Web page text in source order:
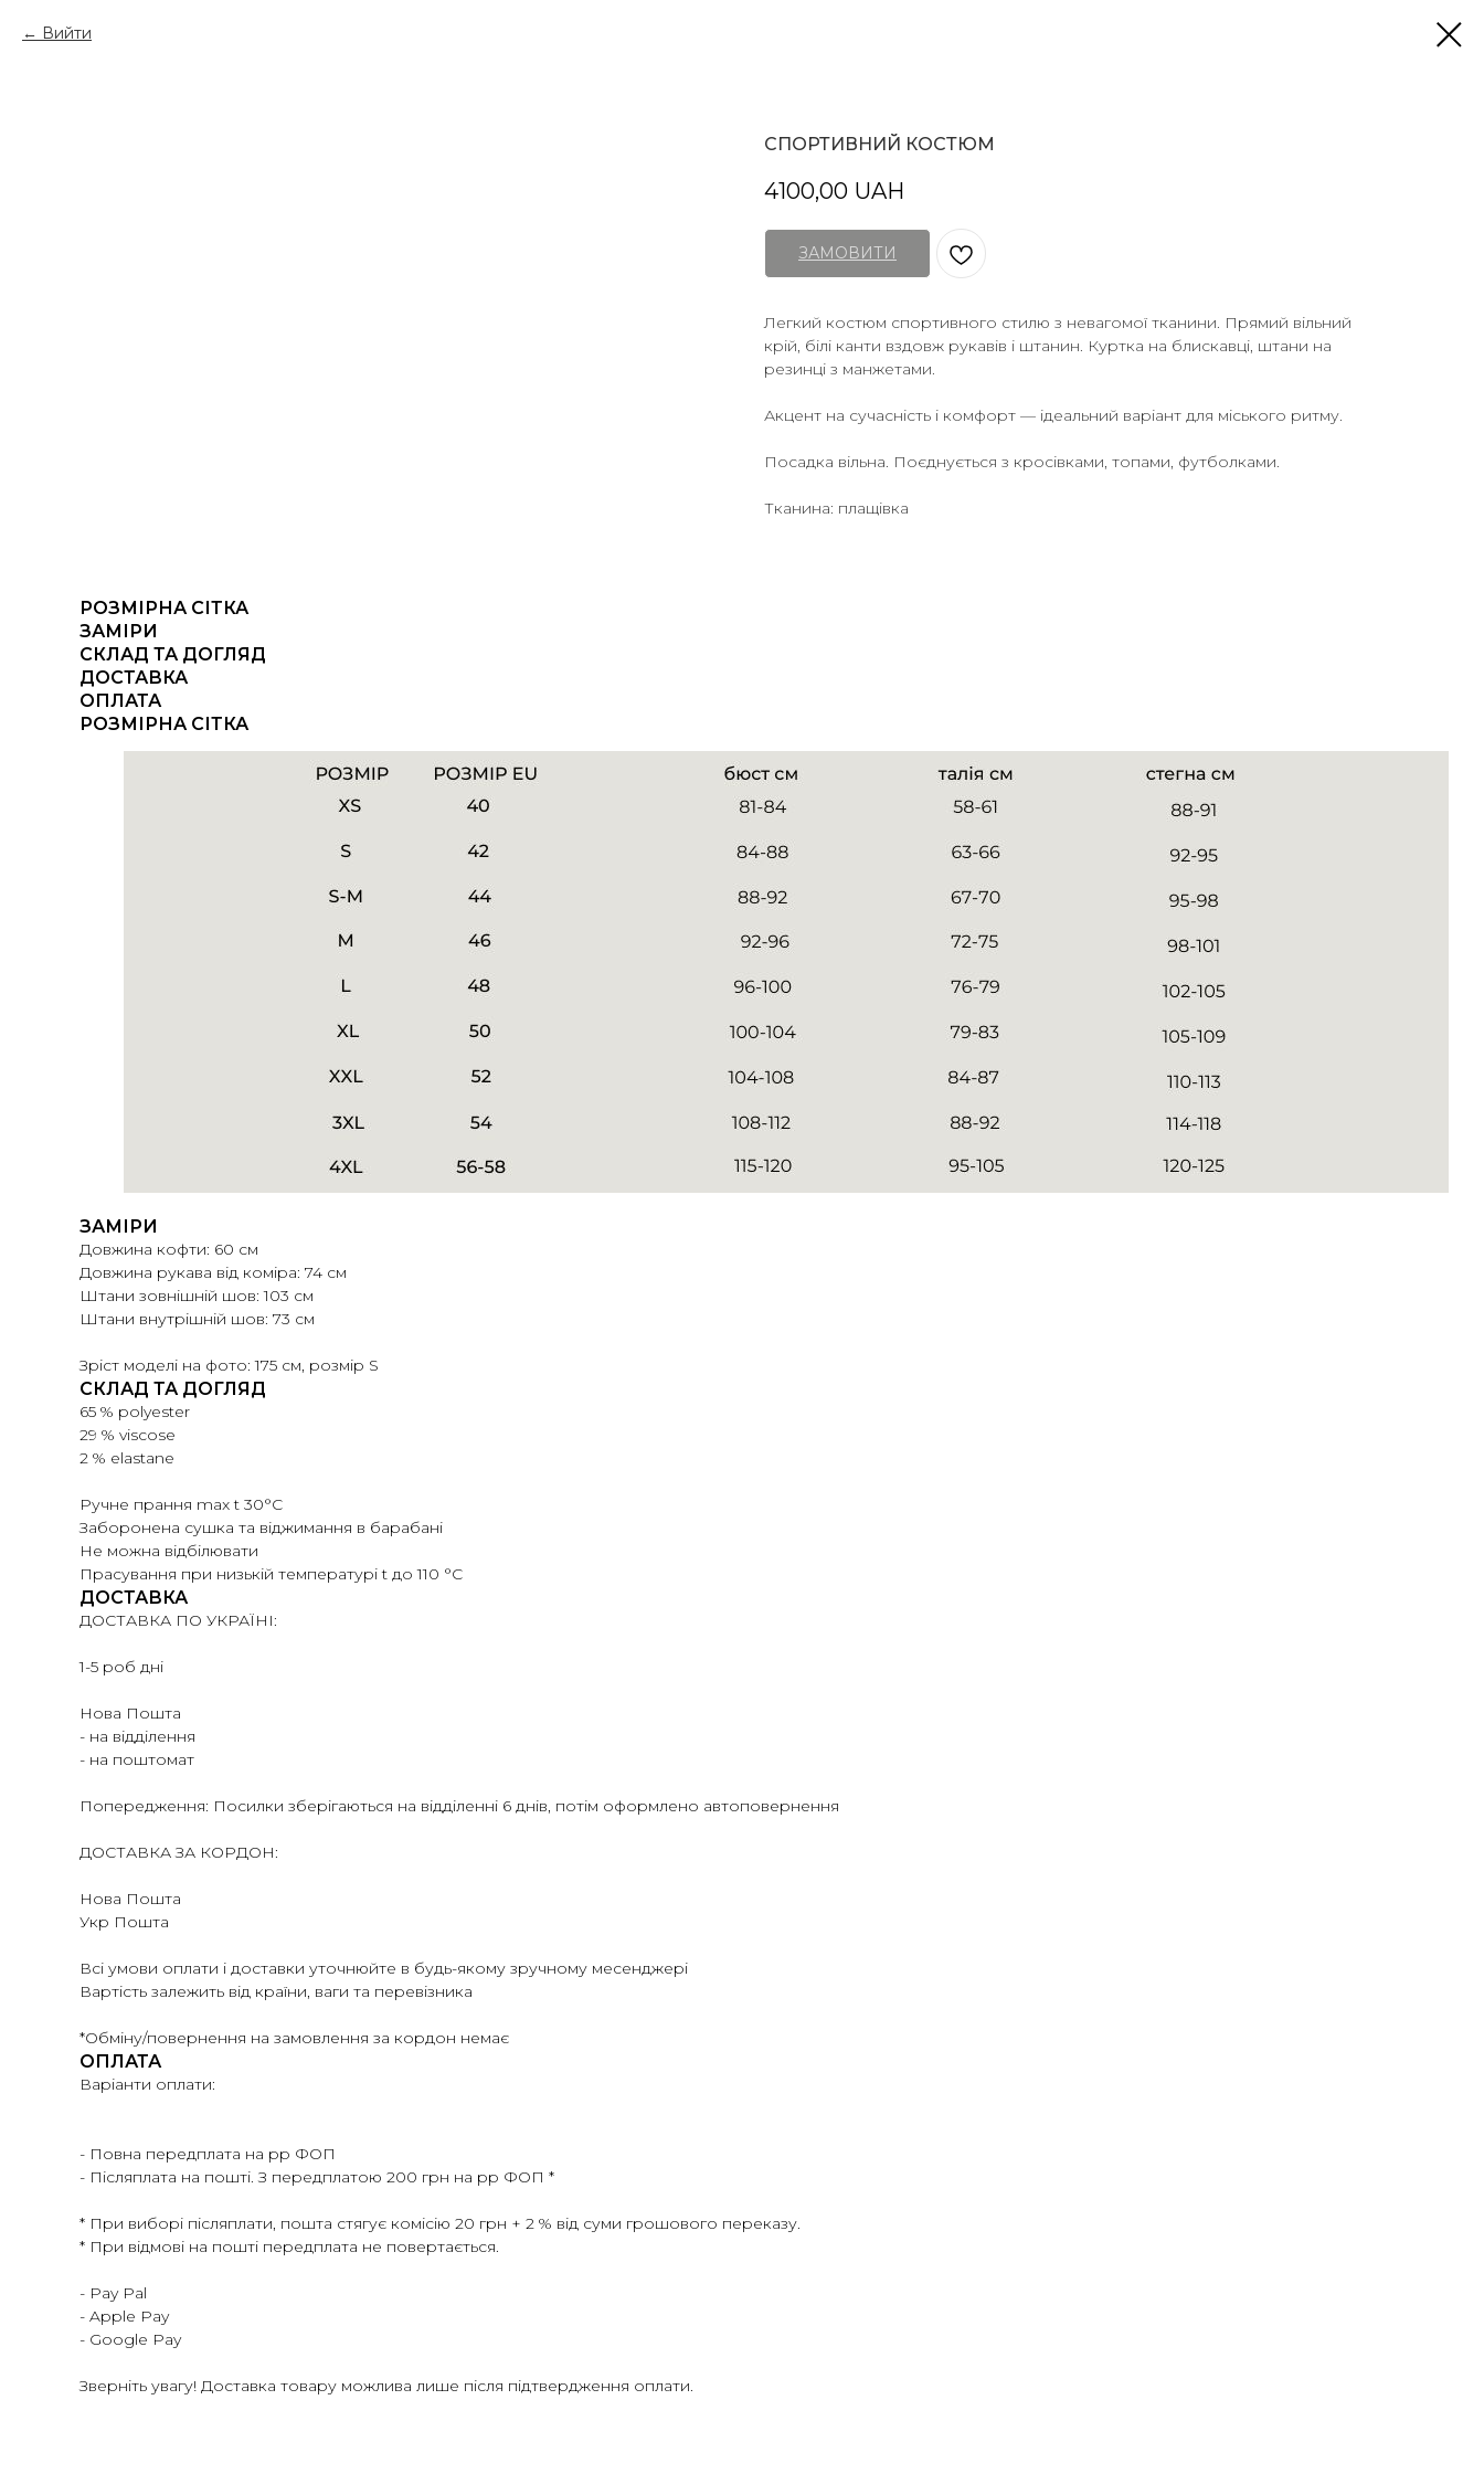
Вийти
СПОРТИВНИЙ КОСТЮМ
4100,00 UAH
ЗАМОВИТИ
Легкий костюм спортивного стилю з невагомої тканини. Прямий вільний
крій, білі канти вздовж рукавів і штанин. Куртка на блискавці, штани на
резинці з манжетами.
Акцент на сучасність і комфорт — ідеальний варіант для міського ритму.
Посадка вільна. Поєднується з кросівками, топами, футболками.
Тканина: плащівка
РОЗМІРНА СІТКА
ЗАМІРИ
СКЛАД ТА ДОГЛЯД
ДОСТАВКА
ОПЛАТА
РОЗМІРНА СІТКА
ЗАМІРИ
Довжина кофти: 60 см
Довжина рукава від коміра: 74 см
Штани зовнішній шов: 103 см
Штани внутрішній шов: 73 см
Зріст моделі на фото: 175 см, розмір S
СКЛАД ТА ДОГЛЯД
65 % polyester
29 % viscose
2 % elastane
Ручне прання max t 30°C
Заборонена сушка та віджимання в барабані
Не можна відбілювати
Прасування при низькій температурі t до 110 °C
ДОСТАВКА
ДОСТАВКА ПО УКРАЇНІ:
1-5 роб дні
Нова Пошта
- на відділення
- на поштомат
Попередження: Посилки зберігаються на відділенні 6 днів, потім оформлено автоповернення
ДОСТАВКА ЗА КОРДОН:
Нова Пошта
Укр Пошта
Всі умови оплати і доставки уточнюйте в будь-якому зручному месенджері
Вартість залежить від країни, ваги та перевізника
*Обміну/повернення на замовлення за кордон немає
ОПЛАТА
Варіанти оплати:
- Повна передплата на рр ФОП
- Післяплата на пошті. З передплатою 200 грн на рр ФОП *
* При виборі післяплати, пошта стягує комісію 20 грн + 2 % від суми грошового переказу.
* При відмові на пошті передплата не повертається.
- Pay Pal
- Apple Pay
- Google Pay
Зверніть увагу! Доставка товару можлива лише після підтвердження оплати.